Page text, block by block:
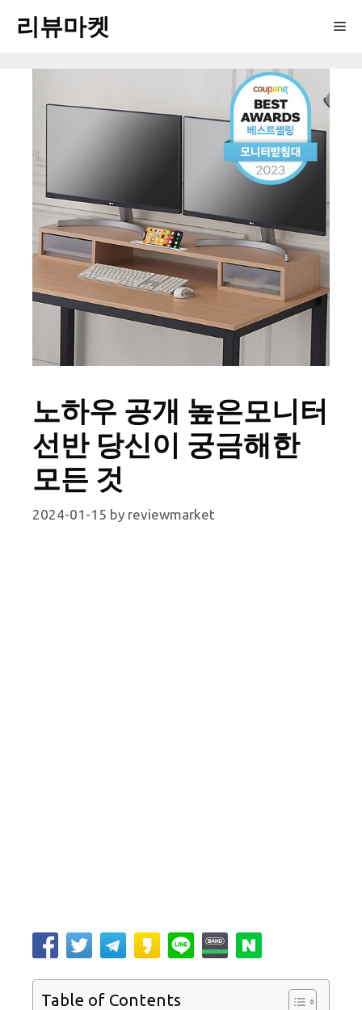
리뷰마켓
노하우 공개 높은모니터
선반 당신이 궁금해한
모든 것
2024-01-15 by reviewmarket
Table of Contents